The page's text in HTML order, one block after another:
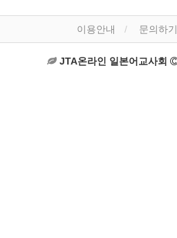
이용안내 문의하기
JTA온라인 일본어교사회